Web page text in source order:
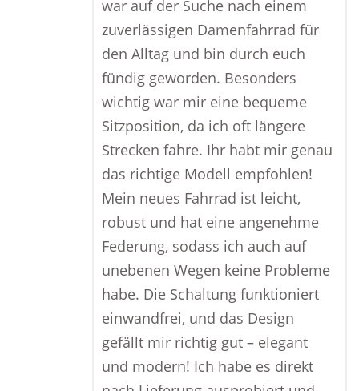
war auf der Suche nach einem
zuverlässigen Damenfahrrad für
den Alltag und bin durch euch
fündig geworden. Besonders
wichtig war mir eine bequeme
Sitzposition, da ich oft längere
Strecken fahre. Ihr habt mir genau
das richtige Modell empfohlen!
Mein neues Fahrrad ist leicht,
robust und hat eine angenehme
Federung, sodass ich auch auf
unebenen Wegen keine Probleme
habe. Die Schaltung funktioniert
einwandfrei, und das Design
gefällt mir richtig gut – elegant
und modern! Ich habe es direkt